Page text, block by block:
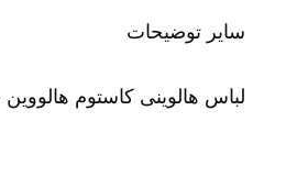
سایر توضیحات
لباس هالوینی کاستوم